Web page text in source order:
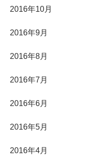
2016年10月
2016年9月
2016年8月
2016年7月
2016年6月
2016年5月
2016年4月